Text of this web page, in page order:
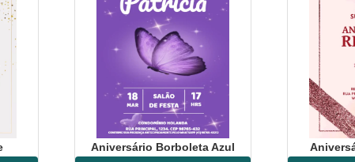
Aniversário Borboleta Azul